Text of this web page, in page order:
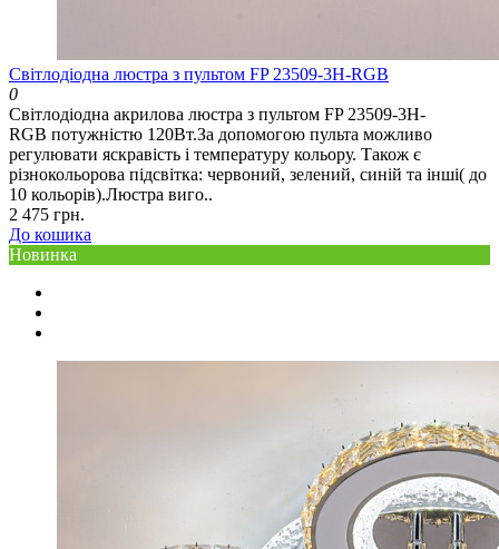
Світлодіодна люстра з пультом FP 23509-3H-RGB
0
Світлодіодна акрилова люстра з пультом FP 23509-3H-
RGB потужністю 120Вт.За допомогою пульта можливо
регулювати яскравість і температуру кольору. Також є
різнокольорова підсвітка: червоний, зелений, синій та інші( до
10 кольорів).Люстра виго..
2 475 грн.
До кошика
Новинка